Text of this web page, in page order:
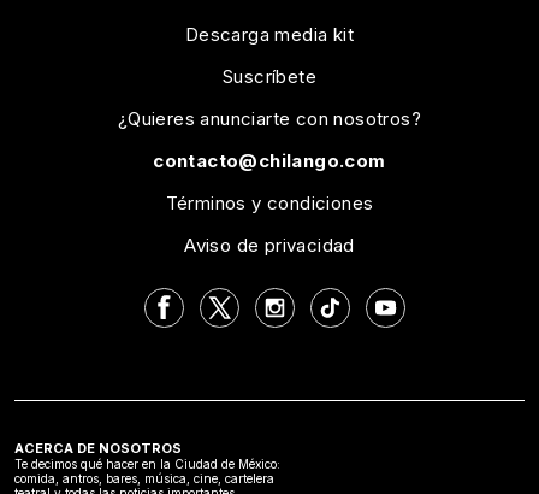
Descarga media kit
Suscríbete
¿Quieres anunciarte con nosotros?
contacto@chilango.com
Términos y condiciones
Aviso de privacidad
ACERCA DE NOSOTROS
Te decimos qué hacer en la Ciudad de México:
comida, antros, bares, música, cine, cartelera